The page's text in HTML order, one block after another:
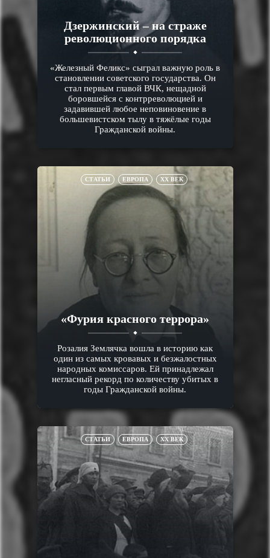
Дзержинский – на страже
революционного порядка
«Железный Феликс» сыграл важную роль в
становлении советского государства. Он
стал первым главой ВЧК, нещадной
боровшейся с контрреволюцией и
задавившей любое неповиновение в
большевистском тылу в тяжёлые годы
Гражданской войны.
СТАТЬИ ЕВРОПА XX ВЕК
«Фурия красного террора»
Розалия Землячка вошла в историю как
один из самых кровавых и безжалостных
народных комиссаров. Ей принадлежал
негласный рекорд по количеству убитых в
годы Гражданской войны.
СТАТЬИ ЕВРОПА XX ВЕК